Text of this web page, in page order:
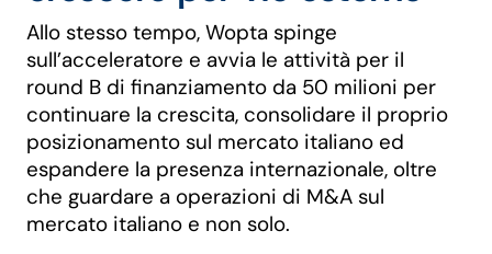
Allo stesso tempo, Wopta spinge
sull’acceleratore e avvia le attività per il
round B di finanziamento da 50 milioni per
continuare la crescita, consolidare il proprio
posizionamento sul mercato italiano ed
espandere la presenza internazionale, oltre
che guardare a operazioni di M&A sul
mercato italiano e non solo.